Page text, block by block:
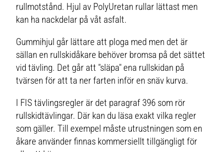
rullmotstånd. Hjul av PolyUretan rullar lättast men
kan ha nackdelar på våt asfalt.
Gummihjul går lättare att ploga med men det är
sällan en rullskidåkare behöver bromsa på det sättet
vid tävling. Det går att "släpa" ena rullskidan på
tvärsen för att ta ner farten inför en snäv kurva.
I FIS tävlingsregler är det paragraf 396 som rör
rullskidtävlingar. Där kan du läsa exakt vilka regler
som gäller. Till exempel måste utrustningen som en
åkare använder finnas kommersiellt tillgängligt för